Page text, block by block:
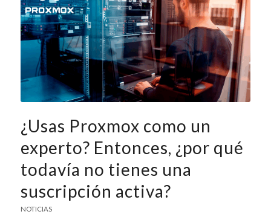
¿Usas Proxmox como un
experto? Entonces, ¿por qué
todavía no tienes una
suscripción activa?
NOTICIAS